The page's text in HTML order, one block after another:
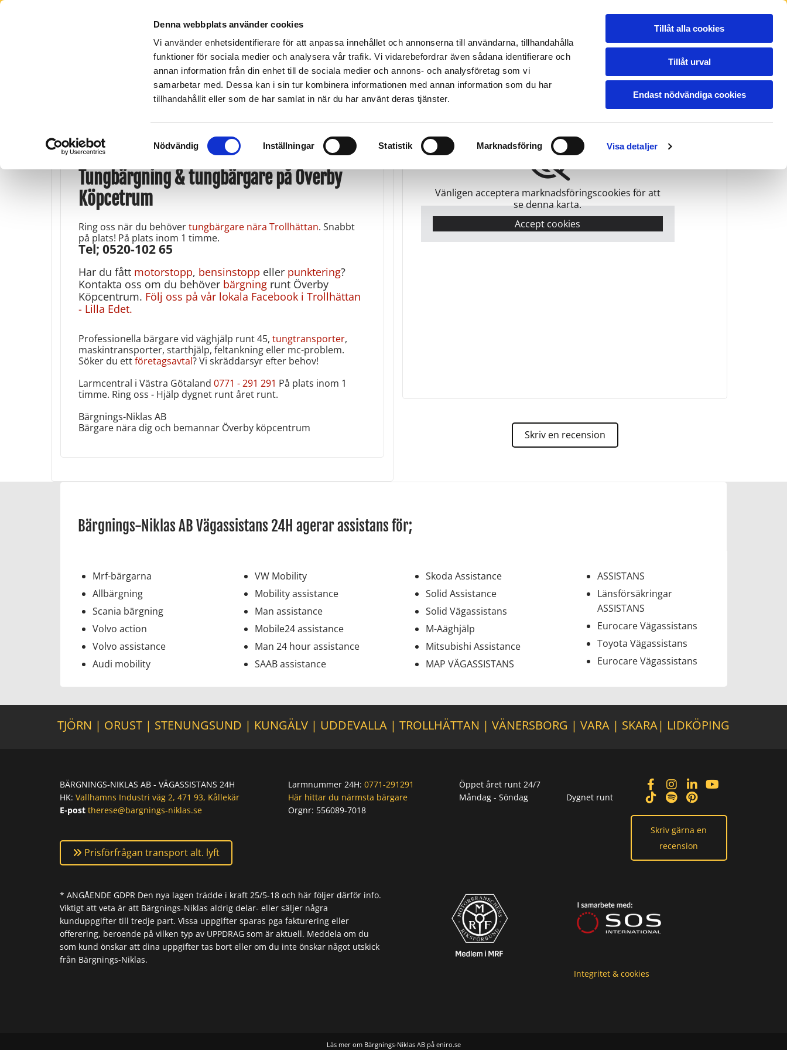
Denna webbplats använder cookies
Vi använder enhetsidentifierare för att anpassa innehållet och annonserna till användarna, tillhandahålla
funktioner för sociala medier och analysera vår trafik. Vi vidarebefordrar även sådana identifierare och
annan information från din enhet till de sociala medier och annons- och analysföretag som vi
samarbetar med. Dessa kan i sin tur kombinera informationen med annan information som du har
tillhandahållit eller som de har samlat in när du har använt deras tjänster.
Nödvändig Inställningar Statistik Marknadsföring Visa detaljer
Tillåt alla cookies
Tillåt urval
Endast nödvändiga cookies
REFERENSBILDER
BLOGG
PRISER
OM OSS
Orust - Tjörn
0304-663 500
Skara
0511-15900
Stenungsund
Kungälv -Ale
k0303-696 00
Trollhättan
0520-102 65
Uddevalla
0522-15000
Vara
Vänersborg
Tungbärgning & tungbärgare på Överby
Köpcetrum
Ring oss när du behövertungbärgare nära Trollhättan. Snabbt
på plats! På plats inom 1 timme.
Tel; 0520-102 65
Har du fått motorstopp, bensinstopp eller punktering?
Kontakta oss om du behöver bärgning runt Överby
Köpcentrum. Följ oss på vår lokala Facebook i Trollhättan
- Lilla Edet.
Professionella bärgare vid väghjälp runt 45, tungtransporter,
maskintransporter, starthjälp, feltankning eller mc-problem.
Söker du ettföretagsavtal? Vi skräddarsyr efter behov!
Larmcentral i Västra Götaland 0771 - 291 291 På plats inom 1
timme. Ring oss - Hjälp dygnet runt året runt‎.
Bärgnings-Niklas AB
Bärgare nära dig och bemannar Överby köpcentrum
Vänligen acceptera marknadsföringscookies för att
se denna karta.
Accept cookies
Skriv en recension
Bärgnings-Niklas AB Vägassistans 24H agerar assistans för;
Mrf-bärgarna
Allbärgning
Scania bärgning
Volvo action
Volvo assistance
Audi mobility
VW Mobility
Mobility assistance
Man assistance
Mobile24 assistance
Man 24 hour assistance
SAAB assistance
Skoda Assistance
Solid Assistance
Solid Vägassistans
M-Aäghjälp
Mitsubishi Assistance
MAP VÄGASSISTANS
ASSISTANS
Länsförsäkringar
ASSISTANS
Eurocare Vägassistans
Toyota Vägassistans
Eurocare Vägassistans
TJÖRN | ORUST | STENUNGSUND | KUNGÄLV | UDDEVALLA | TROLLHÄTTAN | VÄNERSBORG | VARA | SKARA| LIDKÖPING
BÄRGNINGS-NIKLAS AB - VÄGASSISTANS 24H
HK: Vallhamns Industri väg 2, 471 93, Kållekär
E-post therese@bargnings-niklas.se
Prisförfrågan transport alt. lyft
Larmnummer 24H: 0771-291291
Här hittar du närmsta bärgare
Orgnr: 556089-7018
Öppet året runt 24/7
Måndag - Söndag
Dygnet runt
Skriv gärna en
recension
* ANGÅENDE GDPR Den nya lagen trädde i kraft 25/5-18 och här följer därför info.
Viktigt att veta är att Bärgnings-Niklas aldrig delar- eller säljer några
kunduppgifter till tredje part. Vissa uppgifter sparas pga fakturering eller
offerering, beroende på vilken typ av UPPDRAG som är aktuell. Meddela om du
som kund önskar att dina uppgifter tas bort eller om du inte önskar något utskick
från Bärgnings-Niklas.
Integritet & cookies
Läs mer om Bärgnings-Niklas AB på eniro.se